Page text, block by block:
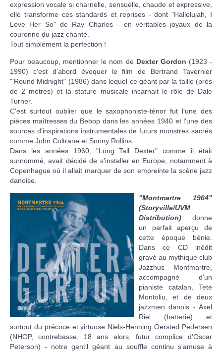
expression vocale si charnelle, sensuelle, chaude et expressive,
elle transforme ces standards et reprises - dont "Hallelujah, I
Love Her So" de Ray Charles - en véritables joyaux de la
couronne du jazz chanté.
Tout simplement la perfection !
Pour beaucoup, mentionner le nom de Dexter Gordon (1923 -
1990) c'est d'abord évoquer le film de Bertrand Tavernier
"'Round Midnight" (1986) dans lequel ce géant par la taille (près
de 2 mètres) et la stature musicale incarnait le rôle de Dale
Turner.
C'est surtout oublier que le saxophoniste-ténor fut l'une des
pièces maîtresses du Bebop dans les années 1940 et l'une des
sources d'inspirations instrumentales de futurs monstres sacrés
comme John Coltrane et Sonny Rollins.
Dans les années 1960, "Long Tall Dexter" comme il était
surnommé, avait décidé de s'installer en Europe, notamment à
Copenhague où il allait marquer de son empreinte la scène jazz
danoise.
"Montmartre 1964"
(Storyville/UVM
Distribution)
donne
un parfait aperçu de
cette époque bénie.
Dans ce CD inédit
gravé au mythique club
Jazzhus Montmartre,
accompagné d'un
pianiste catalan, Tete
Montoliu, et de deux
jazzmen danois - Axel
Riel (batterie) et
surtout du précoce et virtuose Niels-Henning Oersted Pedersen
(NHOP, contrebasse, 18 ans alors, futur complice d'Oscar
Peterson) - notre gentil géant au souffle continu s'amuse à